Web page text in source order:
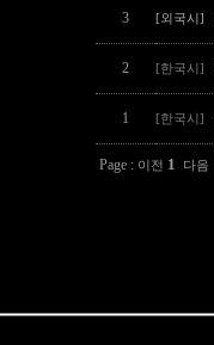
3 [외국시]
2 [한국시]
1 [한국시]
Page : 이전 1 다음